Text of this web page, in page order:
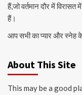
हैं,जो वर्तमान दौर में विरासत
हैं।
आप सभी का प्यार और स्नेह
About This Site
This may be a good